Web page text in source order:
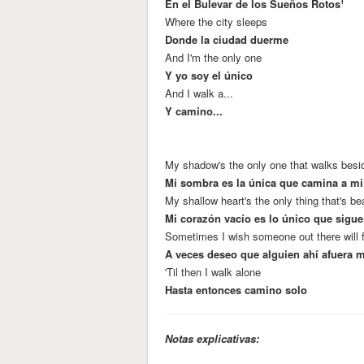
En el Bulevar de los Sueños Rotos¹
Where the city sleeps
Donde la ciudad duerme
And I'm the only one
Y yo soy el único
And I walk a...
Y camino...
My shadow's the only one that walks
Mi sombra es la única que camina a
My shallow heart's the only thing that's
Mi corazón vacío es lo único que
Sometimes I wish someone out there will
A veces deseo que alguien ahí afuera
'Til then I walk alone
Hasta entonces camino solo
Notas explicativas: